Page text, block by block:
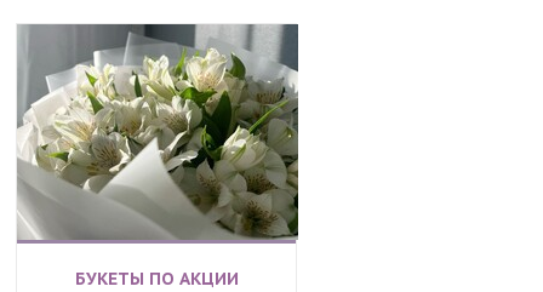
БУКЕТЫ ПО АКЦИИ